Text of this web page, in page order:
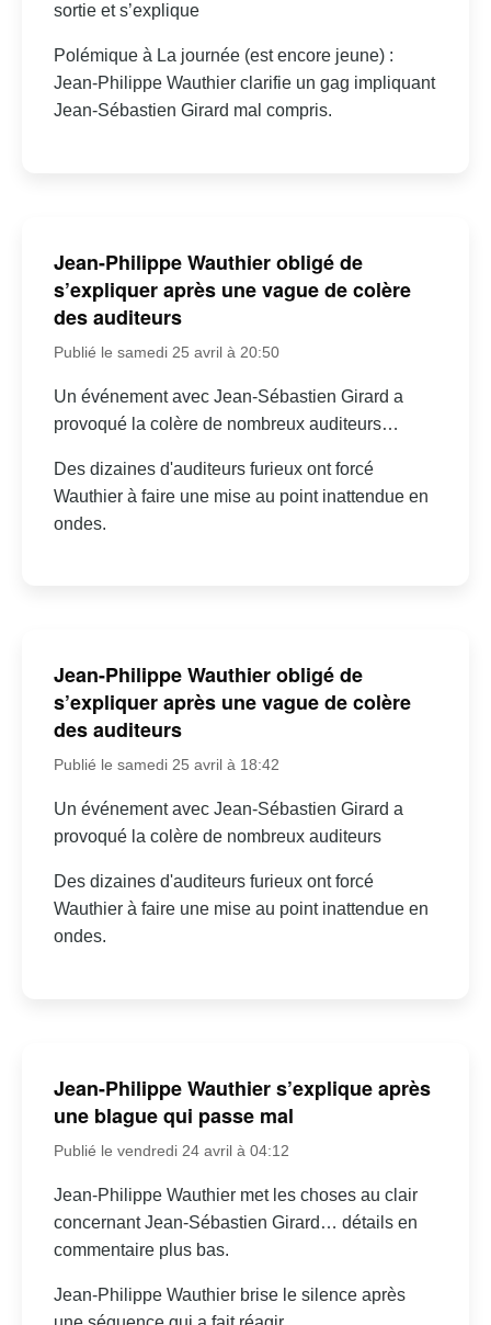
sortie et s’explique
Polémique à La journée (est encore jeune) :
Jean-Philippe Wauthier clarifie un gag impliquant
Jean-Sébastien Girard mal compris.
Jean-Philippe Wauthier obligé de
s’expliquer après une vague de colère
des auditeurs
Publié le samedi 25 avril à 20:50
Un événement avec Jean-Sébastien Girard a
provoqué la colère de nombreux auditeurs…
Des dizaines d'auditeurs furieux ont forcé
Wauthier à faire une mise au point inattendue en
ondes.
Jean-Philippe Wauthier obligé de
s’expliquer après une vague de colère
des auditeurs
Publié le samedi 25 avril à 18:42
Un événement avec Jean-Sébastien Girard a
provoqué la colère de nombreux auditeurs
Des dizaines d'auditeurs furieux ont forcé
Wauthier à faire une mise au point inattendue en
ondes.
Jean-Philippe Wauthier s’explique après
une blague qui passe mal
Publié le vendredi 24 avril à 04:12
Jean-Philippe Wauthier met les choses au clair
concernant Jean-Sébastien Girard… détails en
commentaire plus bas.
Jean-Philippe Wauthier brise le silence après